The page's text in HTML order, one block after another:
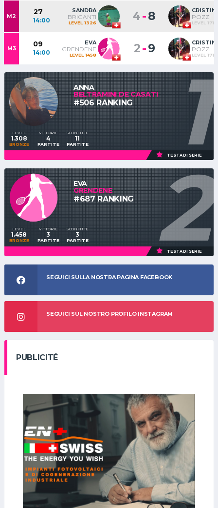
M2 27
14:00
SANDRA
BRIGANTI
LEVEL 1326 4-8 POZZI
LEVEL 1719
M3 09
14:00
EVA
GRENDENE
LEVEL 1458 2-9 POZZI
LEVEL 1719
1
ANNA
BELTRAMINI DE CASATI
#506 RANKING
LEVEL
1.308
BRONZE
VITTORIE
4
PARTITE
SCONFITTE
11
PARTITE
TESTA DI SERIE
2
EVA
GRENDENE
#687 RANKING
LEVEL
1.458
BRONZE
VITTORIE
3
PARTITE
SCONFITTE
3
PARTITE
TESTA DI SERIE
SEGUICI SULLA NOSTRA PAGINA FACEBOOK
SEGUICI SUL NOSTRO PROFILO INSTAGRAM
PUBLICITÉ